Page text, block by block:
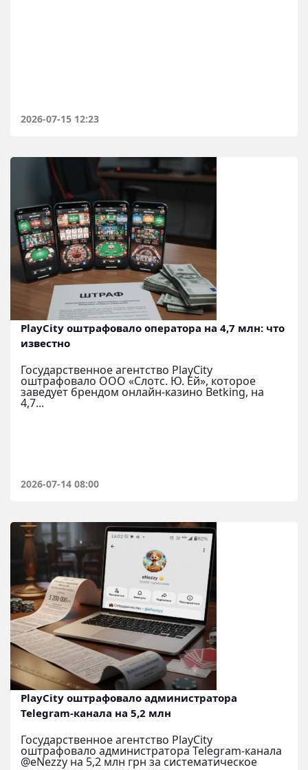
2026-07-15 12:23
PlayCity оштрафовало оператора на 4,7 млн: что
известно
Государственное агентство PlayCity
оштрафовало ООО «Слотс. Ю. Ей», которое
заведует брендом онлайн-казино Betking, на
4,7...
2026-07-14 08:00
PlayCity оштрафовало администратора
Telegram-канала на 5,2 млн
Государственное агентство PlayCity
оштрафовало администратора Telegram-канала
@eNezzy на 5,2 млн грн за систематическое